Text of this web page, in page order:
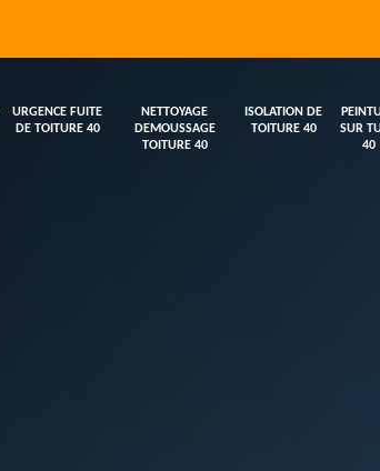
URGENCE FUITE
DE TOITURE 40
NETTOYAGE
DEMOUSSAGE
TOITURE 40
ISOLATION DE
TOITURE 40
SUR
40